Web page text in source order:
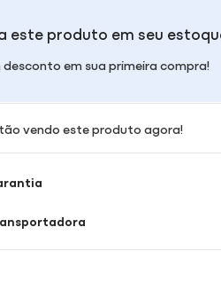
este produto em seu
em sua primeira compra!
vendo este produto agora!